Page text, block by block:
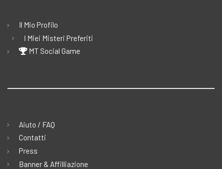
Il Mio Profilo
I Miei Misteri Preferiti
MT Social Game
Aiuto / FAQ
Contatti
Press
Banner & Affilliazione